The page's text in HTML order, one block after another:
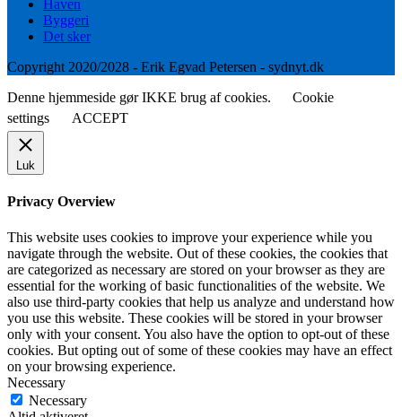
Haven
Byggeri
Det sker
Copyright 2020/2028 - Erik Egvad Petersen - sydnyt.dk
Denne hjemmeside gør IKKE brug af cookies.
Cookie
settings
ACCEPT
Luk
Privacy Overview
This website uses cookies to improve your experience while you
navigate through the website. Out of these cookies, the cookies that
are categorized as necessary are stored on your browser as they are
essential for the working of basic functionalities of the website. We
also use third-party cookies that help us analyze and understand how
you use this website. These cookies will be stored in your browser
only with your consent. You also have the option to opt-out of these
cookies. But opting out of some of these cookies may have an effect
on your browsing experience.
Necessary
Necessary